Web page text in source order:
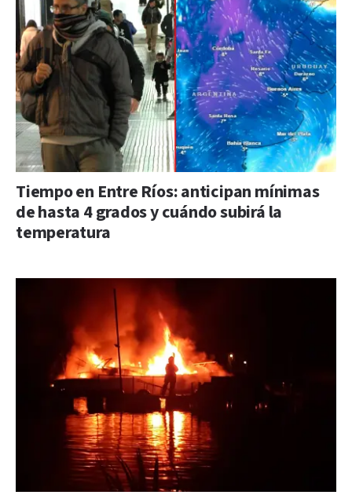
Tiempo en Entre Ríos: anticipan mínimas
de hasta 4 grados y cuándo subirá la
temperatura